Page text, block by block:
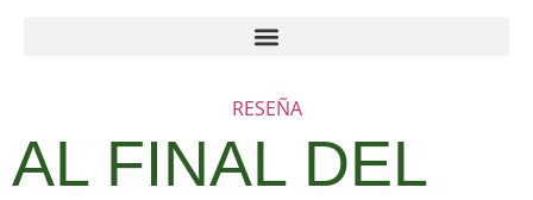
RESEÑA
AL FINAL DEL